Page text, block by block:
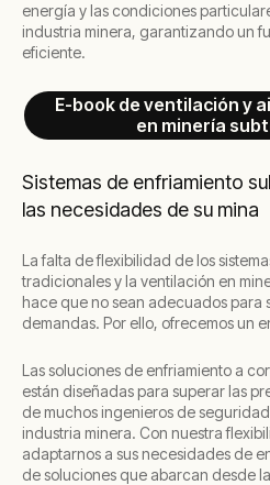
energía y las condiciones
industria minera, garantizando un
eficiente.
E-book de ventilación y
en minería
Sistemas de enfriamiento
las necesidades de su mina
La falta de flexibilidad de los
tradicionales y la ventilación en
hace que no sean adecuados para
demandas. Por ello, ofrecemos un
Las soluciones de enfriamiento a
están diseñadas para superar las
de muchos ingenieros de
industria minera. Con nuestra
adaptarnos a sus necesidades de
de soluciones que abarcan desde